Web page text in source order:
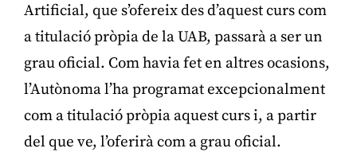
Artificial, que s’ofereix des d’aquest curs com
a titulació pròpia de la UAB, passarà a ser un
grau oficial. Com havia fet en altres ocasions,
l’Autònoma l’ha programat excepcionalment
com a titulació pròpia aquest curs i, a partir
del que ve, l’oferirà com a grau oficial.